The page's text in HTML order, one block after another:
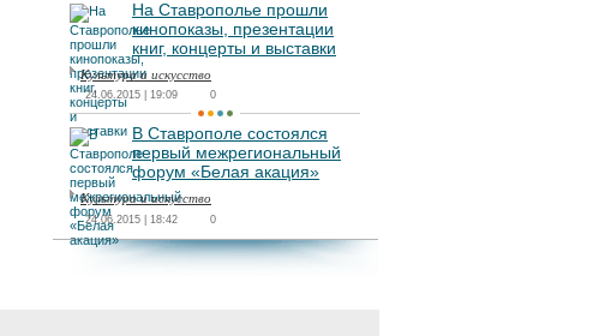
На Ставрополье прошли
кинопоказы, презентации
книг, концерты и выставки
Культура и искусство
24.06.2015 | 19:09 0
В Ставрополе состоялся
первый межрегиональный
форум «Белая акация»
Культура и искусство
24.06.2015 | 18:42 0